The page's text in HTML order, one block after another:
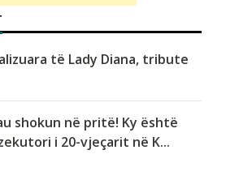
të Lady Diana, tribute
shokun në pritë! Ky është
i 20-vjeçarit në K...